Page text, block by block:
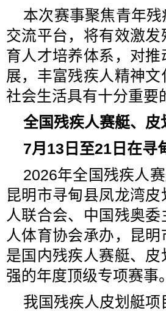
本次赛事聚焦青年
交流平台，将有效激
育人才培养体系，对
展，丰富残疾人精神
社会生活具有十分重要
全国残疾人赛艇、皮
7月13日至21日在寻
2026年全国残疾人
昆明市寻甸县凤龙湾
人联合会、中国残奥
人体育协会承办，昆
是国内残疾人赛艇、
强的年度顶级专项赛事。
我国残疾人皮划艇